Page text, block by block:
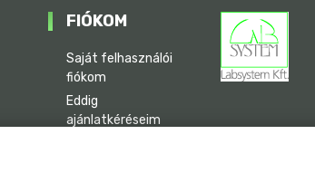
FIÓKOM
Saját felhasználói
fiókom
Eddig
ajánlatkéréseim